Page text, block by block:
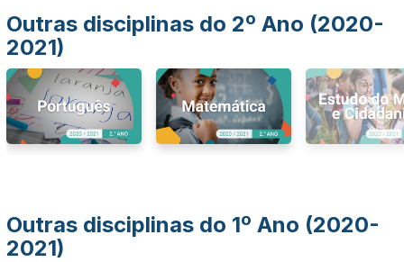
Outras disciplinas do 2º Ano (2020-
2021)
Outras disciplinas do 1º Ano (2020-
2021)